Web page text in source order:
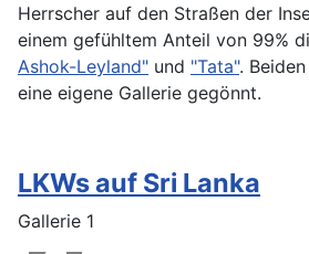
Herrscher auf den Straßen der
einem gefühltem Anteil von 99%
Ashok-Leyland" und "Tata".
eine eigene Gallerie gegönnt.
LKWs auf Sri Lanka
Gallerie 1